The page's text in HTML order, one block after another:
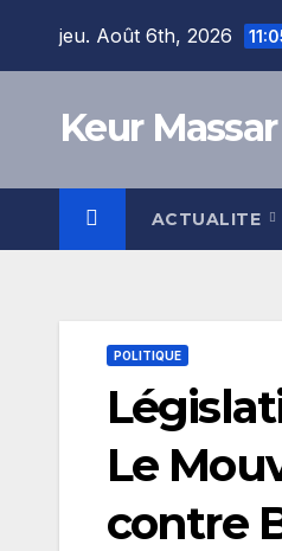
jeu. Août 6th, 2026
Keur
ACTUALITE
POLITIQUE
Le
contre